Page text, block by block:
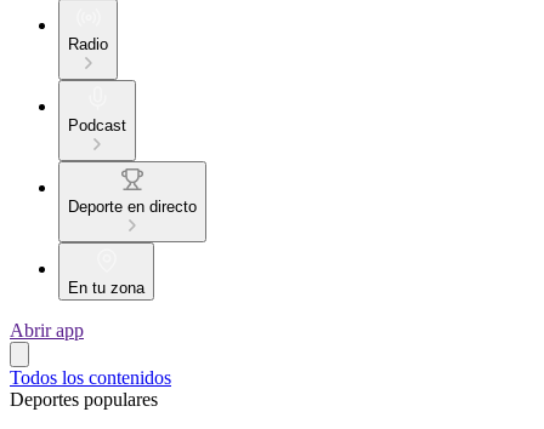
Radio
Podcast
Deporte en directo
En tu zona
Abrir app
Todos los contenidos
Deportes populares